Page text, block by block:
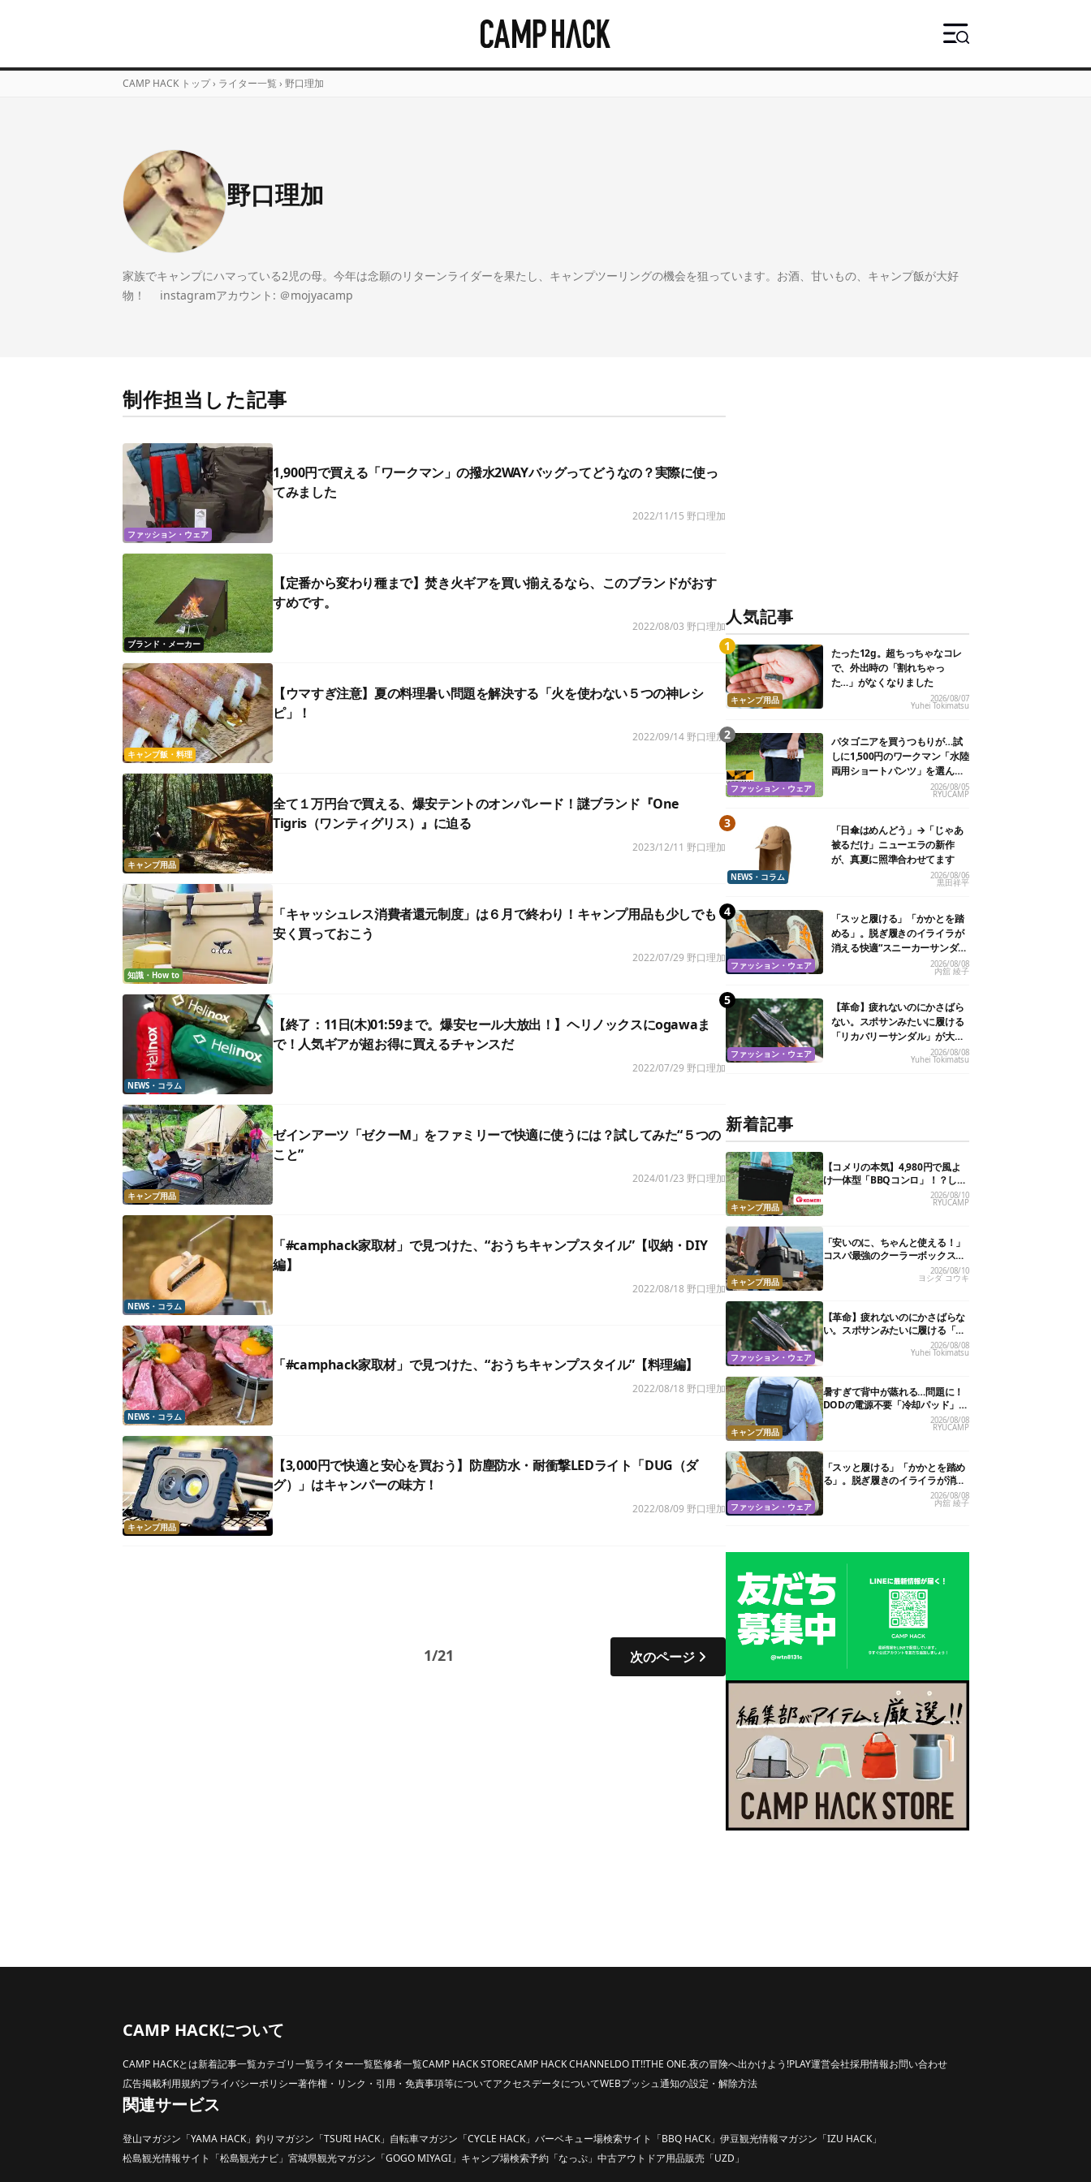
CAMP HACK トップ › ライター一覧 › 野口理加
野口理加
家族でキャンプにハマっている2児の母。今年は念願のリターンライダーを果たし、キャンプツーリングの機会を狙っています。お酒、甘いもの、キャンプ飯が大好
物！ instagramアカウント: ＠mojyacamp
制作担当した記事
ファッション・ウェア
1,900円で買える「ワークマン」の撥水2WAYバッグってどうなの？実際に使っ
てみました
2022/11/15 野口理加
ブランド・メーカー
【定番から変わり種まで】焚き火ギアを買い揃えるなら、このブランドがおす
すめです。
2022/08/03 野口理加
キャンプ飯・料理
【ウマすぎ注意】夏の料理暑い問題を解決する「火を使わない５つの神レシ
ピ」！
2022/09/14 野口理加
キャンプ用品
全て１万円台で買える、爆安テントのオンパレード！謎ブランド『One
Tigris（ワンティグリス）』に迫る
2023/12/11 野口理加
知識・How to
「キャッシュレス消費者還元制度」は６月で終わり！キャンプ用品も少しでも
安く買っておこう
2022/07/29 野口理加
NEWS・コラム
【終了：11日(木)01:59まで。爆安セール大放出！】ヘリノックスにogawaま
で！人気ギアが超お得に買えるチャンスだ
2022/07/29 野口理加
キャンプ用品
ゼインアーツ「ゼクーM」をファミリーで快適に使うには？試してみた“５つの
こと”
2024/01/23 野口理加
NEWS・コラム
「#camphack家取材」で見つけた、“おうちキャンプスタイル”【収納・DIY
編】
2022/08/18 野口理加
NEWS・コラム
「#camphack家取材」で見つけた、“おうちキャンプスタイル”【料理編】
2022/08/18 野口理加
キャンプ用品
【3,000円で快適と安心を買おう】防塵防水・耐衝撃LEDライト「DUG（ダ
グ）」はキャンパーの味方！
2022/08/09 野口理加
1/21 次のページ
人気記事
キャンプ用品
たった12g。超ちっちゃなコレ
で、外出時の「割れちゃっ
た…」がなくなりました
2026/08/07
Yuhei Tokimatsu
ファッション・ウェア
パタゴニアを買うつもりが…試
しに1,500円のワークマン「水陸
両用ショートパンツ」を選んだ
2026/08/05
RYUCAMP
NEWS・コラム
「日傘はめんどう」→「じゃあ
被るだけ」ニューエラの新作
が、真夏に照準合わせてます
2026/08/06
黒田祥平
ファッション・ウェア
「スッと履ける」「かかとを踏
める」。脱ぎ履きのイライラが
消える快適“スニーカーサンダ
2026/08/08
内舘 綾子
ファッション・ウェア
【革命】疲れないのにかさばら
ない。スポサンみたいに履ける
「リカバリーサンダル」が大本
2026/08/08
Yuhei Tokimatsu
新着記事
キャンプ用品
【コメリの本気】4,980円で風よ
け一体型「BBQコンロ」！？しか
も、高さ2段階・薄型収納で文句
なしかも
2026/08/10
RYUCAMP
キャンプ用品
「安いのに、ちゃんと使える！」
コスパ最強のクーラーボックスお
すすめ8選【2万円以下】
2026/08/10
ヨシダ コウキ
ファッション・ウェア
【革命】疲れないのにかさばらな
い。スポサンみたいに履ける「リ
カバリーサンダル」が大本命！
2026/08/08
Yuhei Tokimatsu
キャンプ用品
暑すぎて背中が蒸れる…問題に！
DODの電源不要「冷却パッド」を
試したら、夏の移動がラクになっ
た
2026/08/08
RYUCAMP
ファッション・ウェア
「スッと履ける」「かかとを踏め
る」。脱ぎ履きのイライラが消え
る快適“スニーカーサンダル”6選
2026/08/08
内舘 綾子
CAMP HACKについて
CAMP HACKとは新着記事一覧カテゴリ一覧ライター一覧監修者一覧CAMP HACK STORECAMP HACK CHANNELDO IT!!THE ONE.夜の冒険へ出かけよう!PLAY運営会社採用情報お問い合わせ
広告掲載利用規約プライバシーポリシー著作権・リンク・引用・免責事項等についてアクセスデータについてWEBプッシュ通知の設定・解除方法
関連サービス
登山マガジン「YAMA HACK」 釣りマガジン「TSURI HACK」 自転車マガジン「CYCLE HACK」 バーベキュー場検索サイト「BBQ HACK」 伊豆観光情報マガジン「IZU HACK」
松島観光情報サイト「松島観光ナビ」 宮城県観光マガジン「GOGO MIYAGI」 キャンプ場検索予約「なっぷ」 中古アウトドア用品販売「UZD」